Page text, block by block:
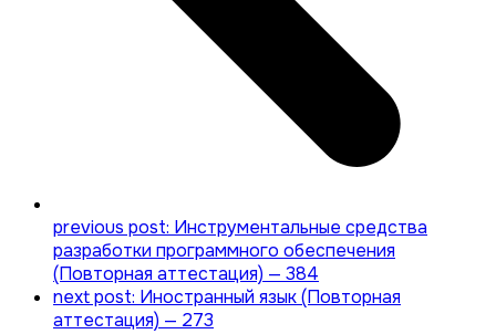
previous post: Инструментальные средства
разработки программного обеспечения
(Повторная аттестация) — 384
next post: Иностранный язык (Повторная
аттестация) — 273